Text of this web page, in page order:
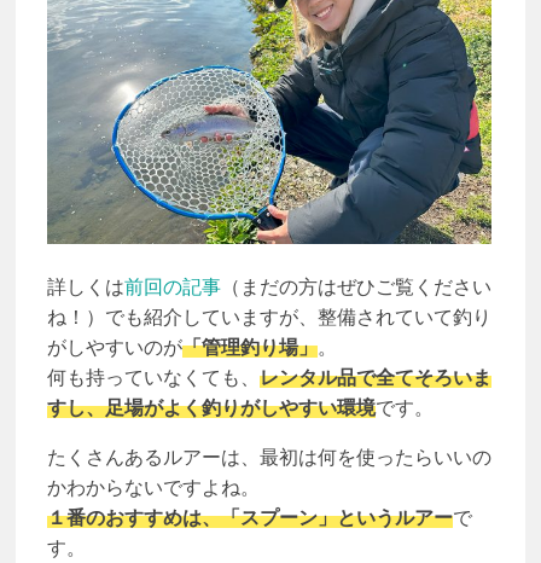
詳しくは前回の記事（まだの方はぜひご覧ください
ね！）でも紹介していますが、整備されていて釣り
がしやすいのが「管理釣り場」。
何も持っていなくても、 レンタル品で全てそろいま
すし、足場がよく釣りがしやすい環境です。
たくさんあるルアーは、最初は何を使ったらいいの
かわからないですよね。
１番のおすすめは、「スプーン」というルアーで
す。